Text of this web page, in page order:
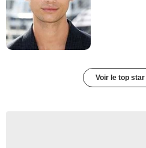
Voir le top